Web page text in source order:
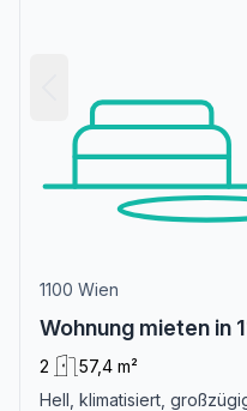
1100 Wien
Wohnung mieten in
2
57,4 m²
Hell, klimatisiert,